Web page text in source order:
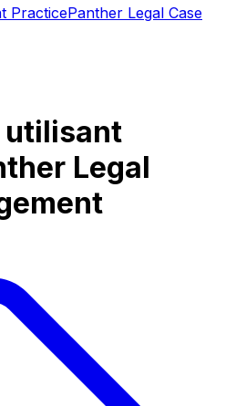
PracticePanther Legal Case
utilisant
Legal